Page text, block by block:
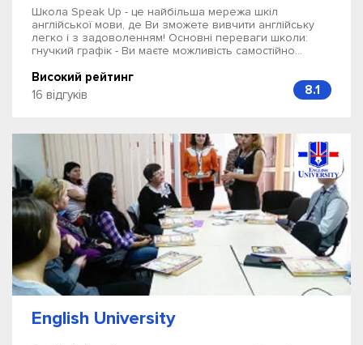
Школа Speak Up - це найбільша мережа шкіл
англійської мови, де Ви зможете вивчити англійську
легко і з задоволенням! Основні переваги школи:
гнучкий графік - Ви маєте можливість самостійно...
Високий рейтинг
16 відгуків
8.1
English University